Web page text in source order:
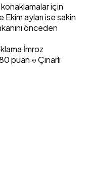
için
ayları ise sakin
önceden
İmroz
puan location_on Çınarlı